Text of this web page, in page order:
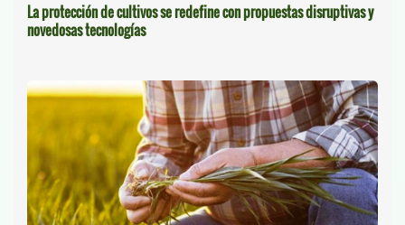
La protección de cultivos se redefine con propuestas disruptivas y
novedosas tecnologías